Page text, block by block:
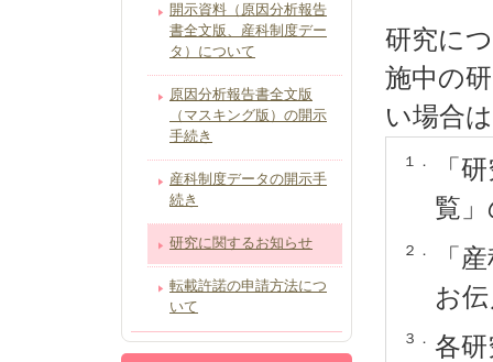
研究に
施中の
い場合
１．
「
覧
２．
「
お
３． 各
開示資料（原因分析報告
書全文版、産科制度デー
タ）について
原因分析報告書全文版
（マスキング版）の開示
手続き
産科制度データの開示手
続き
研究に関するお知らせ
転載許諾の申請方法につ
いて